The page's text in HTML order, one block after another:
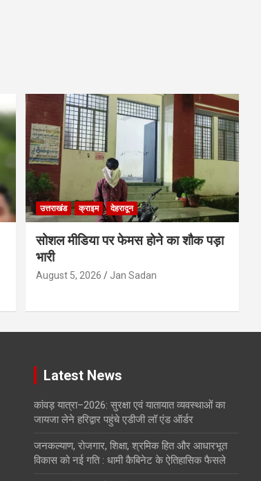
उत्तराखंड क्राइम देहरादून
सोशल मीडिया पर फेमस होने का शौक पड़ा
भारी
August 5, 2026 Jan Sadan
Latest News
कांवड़ यात्रा–2026: सुरक्षा एवं यातायात व्यवस्थाओं का
जायजा लेने हरिद्वार पहुंचे एडीजी लॉ एंड ऑर्डर
जनकल्याण, रोजगार, शिक्षा, श्रमिक हित और आधारभूत
विकास को नई गति : धामी कैबिनेट के ऐतिहासिक फैसले